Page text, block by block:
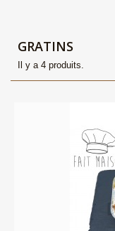
GRATINS
Il y a 4 produits.